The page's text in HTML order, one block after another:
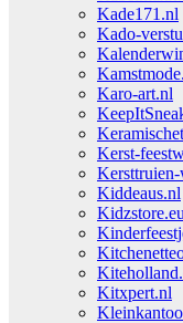
Kade171.nl
Kado-
Karo-art.nl
Kerst-
Kiddeaus.nl
Kidzstore.eu
Kitxpert.nl